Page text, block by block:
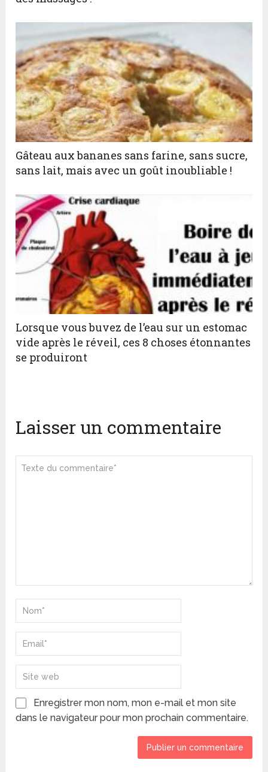
Gâteau aux bananes sans farine, sans sucre,
sans lait, mais avec un goût inoubliable !
Lorsque vous buvez de l’eau sur un estomac
vide après le réveil, ces 8 choses étonnantes
se produiront
Laisser un commentaire
Enregistrer mon nom, mon e-mail et mon site
dans le navigateur pour mon prochain commentaire.